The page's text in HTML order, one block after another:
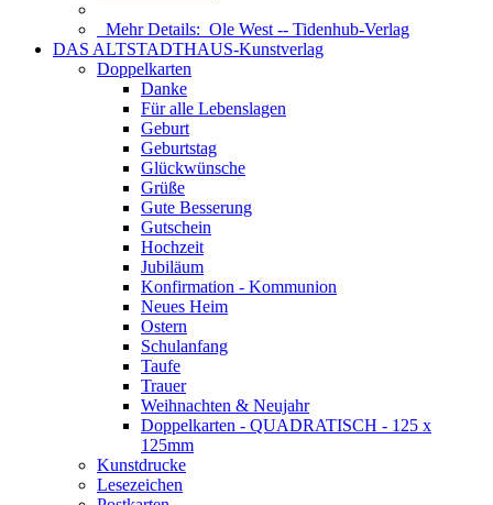
Mehr Details: Ole West -- Tidenhub-Verlag
DAS ALTSTADTHAUS-Kunstverlag
Doppelkarten
Danke
Für alle Lebenslagen
Geburt
Geburtstag
Glückwünsche
Grüße
Gute Besserung
Gutschein
Hochzeit
Jubiläum
Konfirmation - Kommunion
Neues Heim
Ostern
Schulanfang
Taufe
Trauer
Weihnachten & Neujahr
Doppelkarten - QUADRATISCH - 125 x
125mm
Kunstdrucke
Lesezeichen